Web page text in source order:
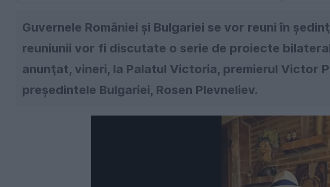
Guvernele României şi Bulgariei se vor reuni în
reuniunii vor fi discutate o serie de proiecte
anunţat, vineri, la Palatul Victoria, premierul Victor
preşedintele Bulgariei, Rosen Plevneliev.